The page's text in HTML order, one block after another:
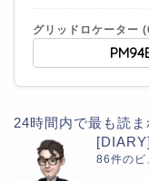
グリッドロケーター
24時間内で最も読
86件のビ